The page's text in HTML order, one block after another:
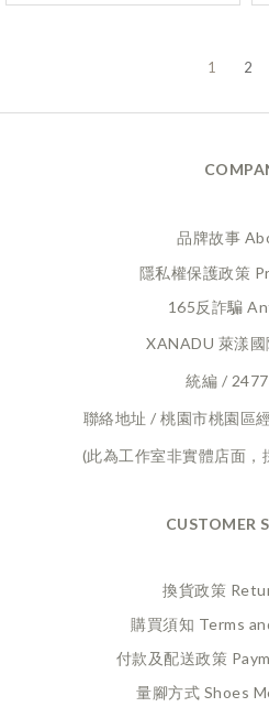
1 2
品牌故事
隱私權保護政策
165反詐騙
XANADU 萊漾國
統編 /
聯絡地址 / 桃園市桃園區
(此為工作室非實體店面，
CUSTOMER
換貨政策
購買須知 Terms
付款及配送政策
量腳方式 Shoes